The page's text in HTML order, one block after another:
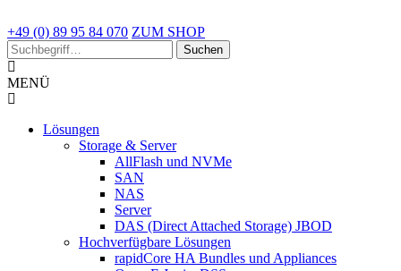
+49 (0) 89 95 84 070 ZUM SHOP
Suchen
MENÜ
Lösungen
Storage & Server
AllFlash und NVMe
SAN
NAS
Server
DAS (Direct Attached Storage) JBOD
Hochverfügbare Lösungen
rapidCore HA Bundles und Appliances